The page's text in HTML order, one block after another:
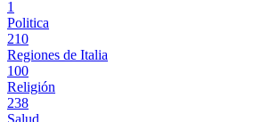
1
Politica
210
Regiones de Italia
100
Religión
238